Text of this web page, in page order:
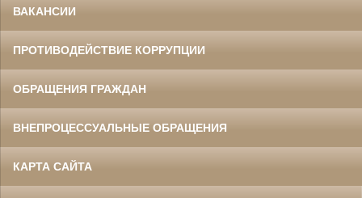
ВАКАНСИИ
ПРОТИВОДЕЙСТВИЕ КОРРУПЦИИ
ОБРАЩЕНИЯ ГРАЖДАН
ВНЕПРОЦЕССУАЛЬНЫЕ ОБРАЩЕНИЯ
КАРТА САЙТА